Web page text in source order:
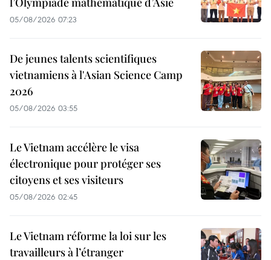
05/08/2026 07:23
De jeunes talents scientifiques
vietnamiens à l'Asian Science Camp
2026
05/08/2026 03:55
Le Vietnam accélère le visa
électronique pour protéger ses
citoyens et ses visiteurs
05/08/2026 02:45
Le Vietnam réforme la loi sur les
travailleurs à l’étranger